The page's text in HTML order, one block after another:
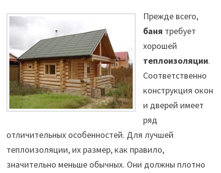
Прежде всего,
баня требует
хорошей
теплоизоляции.
Соответственно
конструкция окон
и дверей имеет
ряд
отличительных особенностей. Для лучшей
теплоизоляции, их размер, как правило,
значительно меньше обычных. Они должны плотно